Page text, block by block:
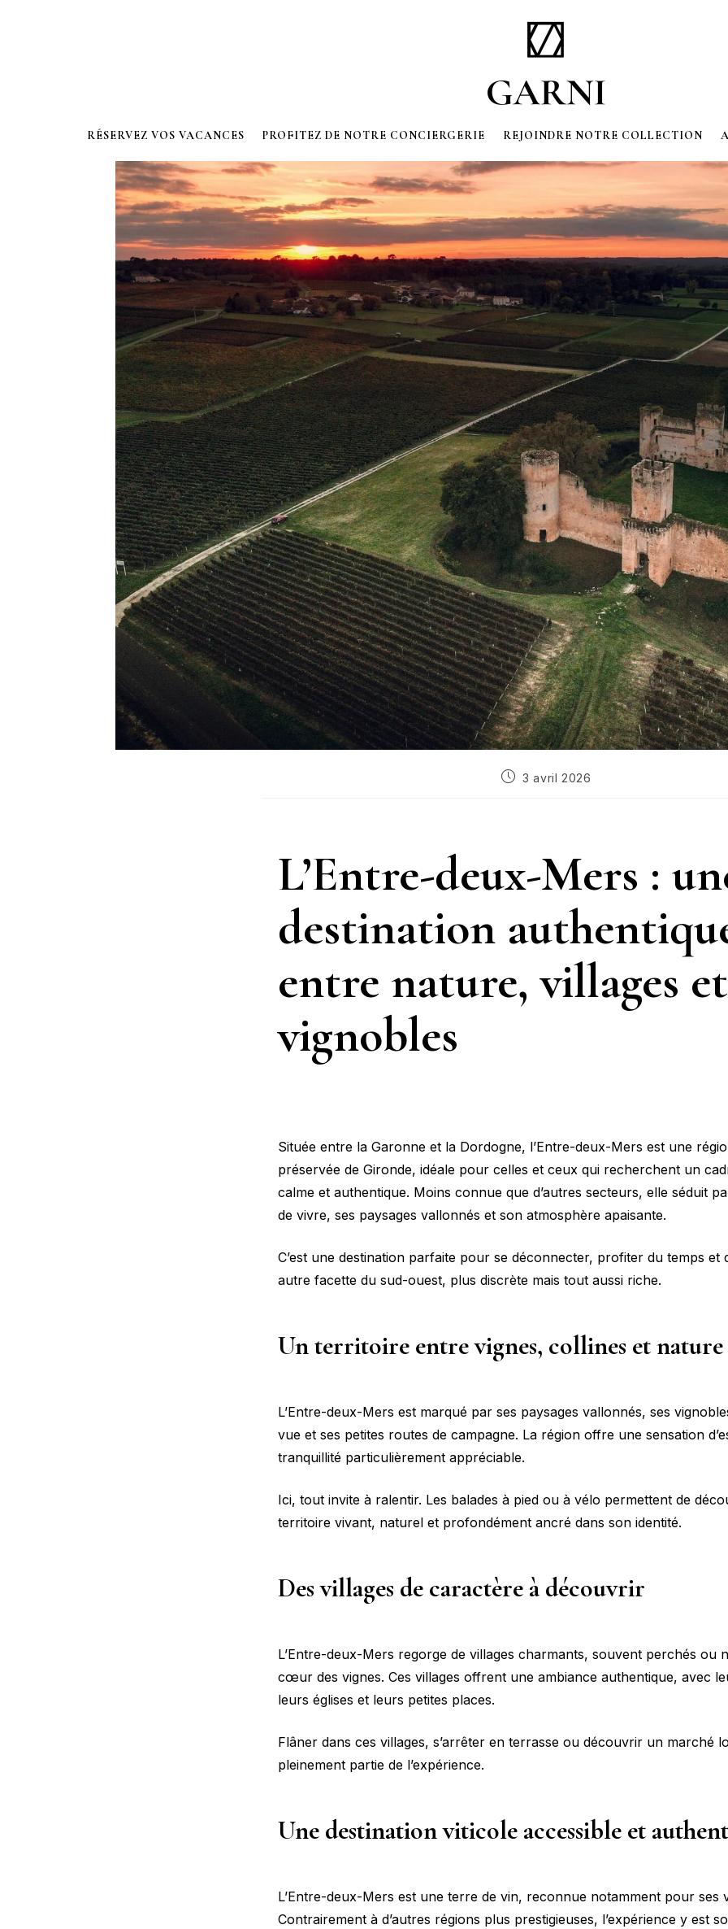
RÉSERVEZ VOS VACANCES PROFITEZ DE NOTRE CONCIERGERIE REJOINDRE NOTRE COLLECTION
3 avril 2026
L’Entre-deux-Mers :
destination
entre nature, villages et
vignobles
Située entre la Garonne et la Dordogne, l’Entre-deux-Mers est une
préservée de Gironde, idéale pour celles et ceux qui recherchent un
calme et authentique. Moins connue que d’autres secteurs, elle séduit
de vivre, ses paysages vallonnés et son atmosphère apaisante.
C’est une destination parfaite pour se déconnecter, profiter du temps et
autre facette du sud-ouest, plus discrète mais tout aussi riche.
Un territoire entre vignes, collines et nature
L’Entre-deux-Mers est marqué par ses paysages vallonnés, ses
vue et ses petites routes de campagne. La région offre une sensation
tranquillité particulièrement appréciable.
Ici, tout invite à ralentir. Les balades à pied ou à vélo permettent de
territoire vivant, naturel et profondément ancré dans son identité.
Des villages de caractère à découvrir
L’Entre-deux-Mers regorge de villages charmants, souvent perchés ou
cœur des vignes. Ces villages offrent une ambiance authentique, avec
leurs églises et leurs petites places.
Flâner dans ces villages, s’arrêter en terrasse ou découvrir un marché
pleinement partie de l’expérience.
Une destination viticole accessible et
L’Entre-deux-Mers est une terre de vin, reconnue notamment pour ses
Contrairement à d’autres régions plus prestigieuses, l’expérience y est